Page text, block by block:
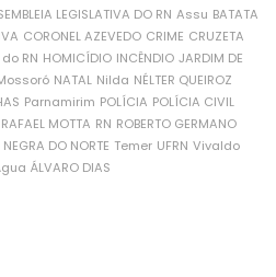
LEGISLATIVA DO RN Assu BATATA
CORONEL AZEVEDO CRIME CRUZETA
RN HOMICÍDIO INCÊNDIO JARDIM DE
NATAL Nilda NÉLTER QUEIROZ
Parnamirim POLÍCIA POLÍCIA CIVIL
RAFAEL MOTTA RN ROBERTO GERMANO
NEGRA DO NORTE Temer UFRN Vivaldo
ÁLVARO DIAS